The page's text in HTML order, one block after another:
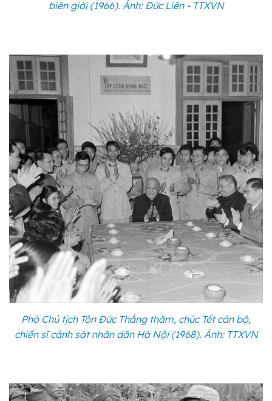
biên giới (1966). Ảnh: Đức Liên - TTXVN
Phó Chủ tịch Tôn Đức Thắng thăm, chúc Tết cán bộ,
chiến sĩ cảnh sát nhân dân Hà Nội (1968). Ảnh: TTXVN